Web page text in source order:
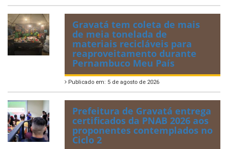
Gravatá tem coleta de mais
de meia tonelada de
materiais recicláveis para
reaproveitamento durante
Pernambuco Meu País
Publicado em: 5 de agosto de 2026
Prefeitura de Gravatá entrega
certificados da PNAB 2026 aos
proponentes contemplados no
Ciclo 2